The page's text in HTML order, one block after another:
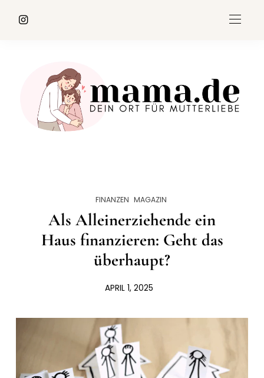
FINANZEN MAGAZIN
Als Alleinerziehende ein
Haus finanzieren: Geht das
überhaupt?
APRIL 1, 2025